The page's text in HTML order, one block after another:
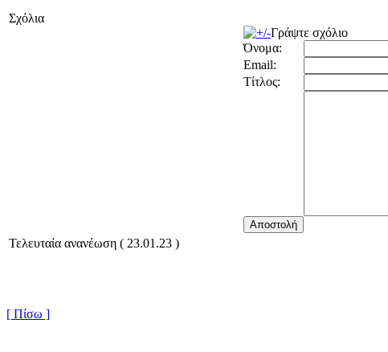
Σχόλια
Γράψτε σχόλιο
Όνομα:
Email:
Τίτλος:
Τελευταία ανανέωση ( 23.01.23 )
[ Πίσω ]